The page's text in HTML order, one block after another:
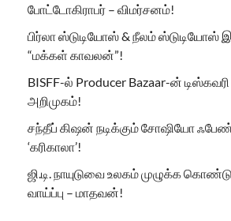
போட்டோகிராபர் – விமர்சனம்!
பிர்லா ஸ்டுடியோஸ் & நீலம்
“மக்கள் காவலன்”!
BISFF-ல் Producer Bazaar-ன் டிஸ்கவரி
அறிமுகம்!
சந்தீப் கிஷன் நடிக்கும் சோஷியோ
‘கரிகாலா’!
ஜி.டி. நாயுடுவை உலகம் முழுக்க
வாய்ப்பு – மாதவன்!